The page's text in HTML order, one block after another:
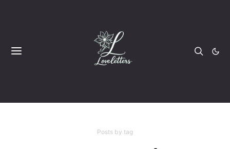
Posts by tag